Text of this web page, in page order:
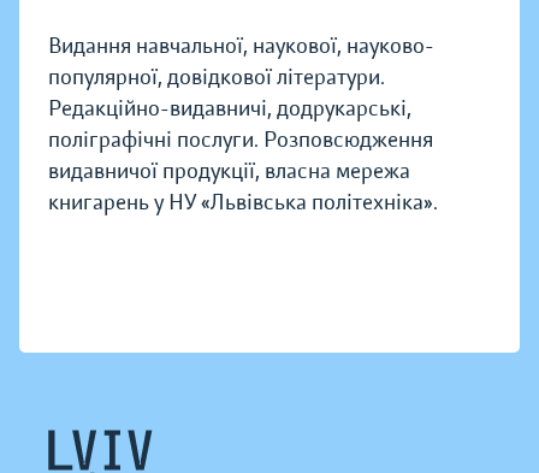
Видання навчальної, наукової, науково-
популярної, довідкової літератури.
Редакційно-видавничі, додрукарські,
поліграфічні послуги. Розповсюдження
видавничої продукції, власна мережа
книгарень у НУ «Львівська політехніка».